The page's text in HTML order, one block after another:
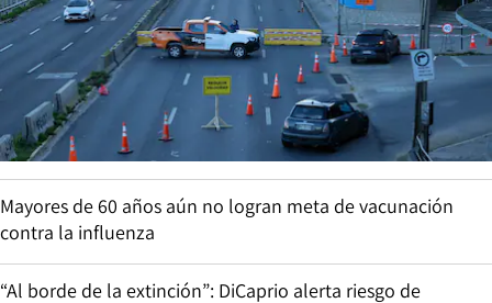
Mayores de 60 años aún no logran meta de vacunación
contra la influenza
“Al borde de la extinción”: DiCaprio alerta riesgo de